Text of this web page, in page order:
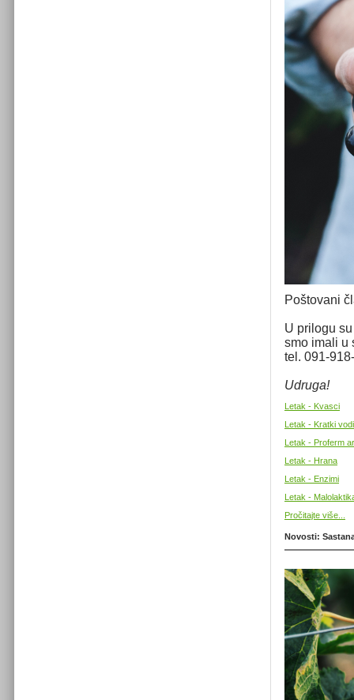
Poštovani
U prilogu
smo imali u
tel. 091-
Udruga!
Letak - Kvasci
Letak - Kratki
Letak - Proferm
Letak - Hrana
Letak - Enzimi
Letak -
Pročitajte više...
Novosti: